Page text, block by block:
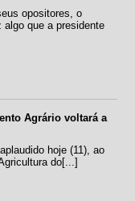
opositores, o
algo que a presidente
Agrário voltará a
hoje (11), ao
do[...]